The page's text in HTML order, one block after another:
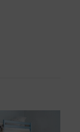
publicada.Los
*